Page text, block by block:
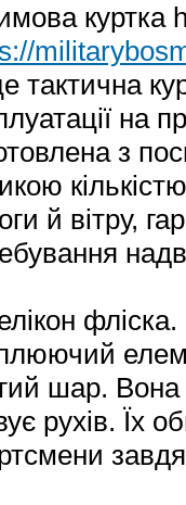
куртка
тактична
на
з
й вітру,
шар. Вона
рухів. Їх